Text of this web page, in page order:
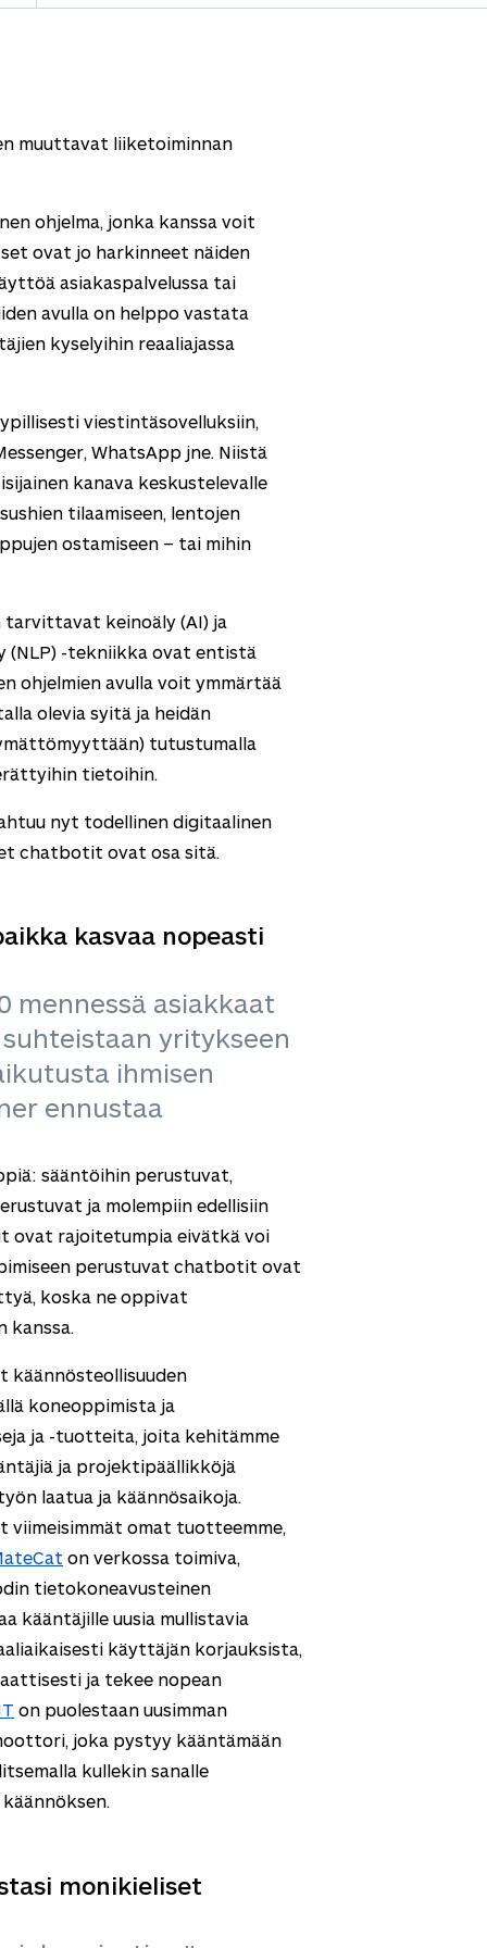
muuttavat liiketoiminnan
ohjelma, jonka kanssa voit
ovat jo harkinneet näiden
asiakaspalvelussa tai
avulla on helppo vastata
kyselyihin reaaliajassa
viestintäsovelluksiin,
WhatsApp jne. Niistä
kanava keskustelevalle
tilaamiseen, lentojen
ostamiseen – tai mihin
keinoäly (AI) ja
(NLP) -tekniikka ovat entistä
ohjelmien avulla voit ymmärtää
olevia syitä ja heidän
tutustumalla
tietoihin.
nyt todellinen digitaalinen
chatbotit ovat osa sitä.
kasvaa nopeasti
mennessä asiakkaat
yritykseen
ihmisen
ennustaa
sääntöihin perustuvat,
ja molempiin edellisiin
ovat rajoitetumpia eivätkä voi
perustuvat chatbotit ovat
koska ne oppivat
kanssa.
käännösteollisuuden
koneoppimista ja
ja -tuotteita, joita kehitämme
ja projektipäällikköjä
laatua ja käännösaikoja.
viimeisimmät omat tuotteemme,
on verkossa toimiva,
tietokoneavusteinen
kääntäjille uusia mullistavia
käyttäjän korjauksista,
ja tekee nopean
on puolestaan uusimman
joka pystyy kääntämään
kullekin sanalle
monikieliset